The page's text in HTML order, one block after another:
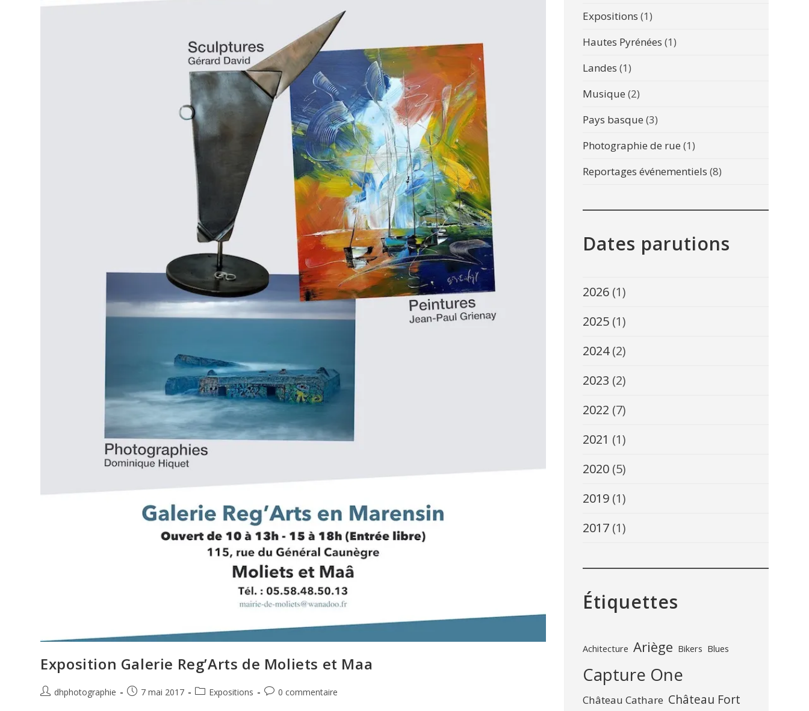
Exposition Galerie Reg’Arts de Moliets et Maa
Auteur/autrice
dhphotographie
Publication
7 mai 2017
PostExpositions
Commentaires
0 commentaire
Expositions (1)
Hautes Pyrénées (1)
Landes (1)
Musique (2)
Pays basque (3)
Photographie de rue (1)
Reportages événementiels (8)
Dates parutions
2026 (1)
2025 (1)
2024(2)
2023 (2)
2022 (7)
2021 (1)
2020 (5)
2019 (1)
2017 (1)
Étiquettes
Achitecture Ariège Bikers Blues
Capture One
Château Cathare Château Fort